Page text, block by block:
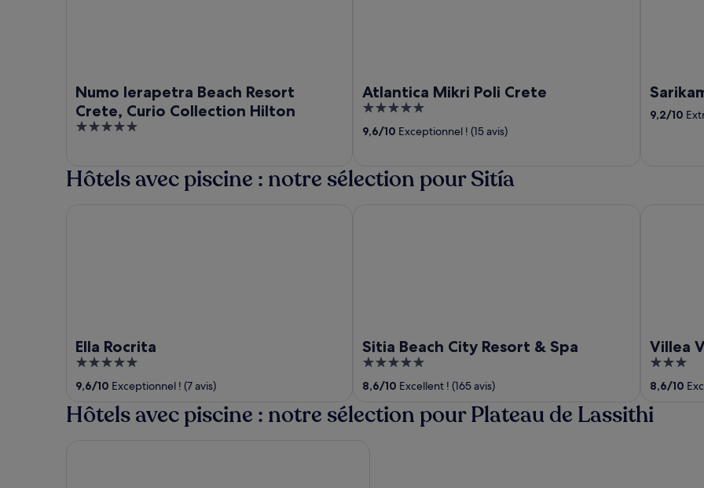
Numo Ierapetra Beach Resort
Crete, Curio Collection Hilton
5
5
Atlantica Mikri Poli Crete
5
out
of
9,6/10 Exceptionnel ! (15 avis)
9,2/10
Hôtels avec piscine : notre sélection pour Sitía
Ella Rocrita
5
out
of
5
9,6/10 Exceptionnel ! (7 avis)
Sitia Beach City Resort & Spa
5
out
of
5
8,6/10 Excellent ! (165 avis)
Villea
3
out
of
5
8,6/10
Hôtels avec piscine : notre sélection pour Plateau de Lassithi